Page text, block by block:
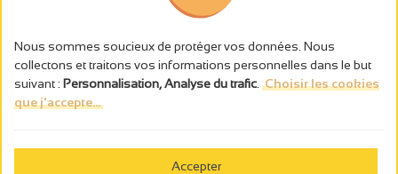
L’abus d’alcool est dangereux pour la santé, à consommer avec
Nous sommes soucieux de protéger vos données. Nous
collectons et traitons vos informations personnelles dans le but
suivant : Personnalisation, Analyse du trafic Choisir les cookies
que j'accepte...
Accepter